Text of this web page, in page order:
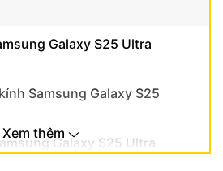
Galaxy S25 Ultra
Samsung Galaxy S25
Galaxy S25 Ultra
Xem thêm